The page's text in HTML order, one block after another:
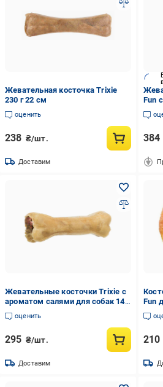
Жевательная косточка Trixie
230 г 22 см
оценить
238 ₴/шт.
Доставим
Fun
384
Жевательные косточки Trixie с
ароматом салями для собак 140
г 17 см
оценить
295 ₴/шт.
Доставим
Fun
кожи
210